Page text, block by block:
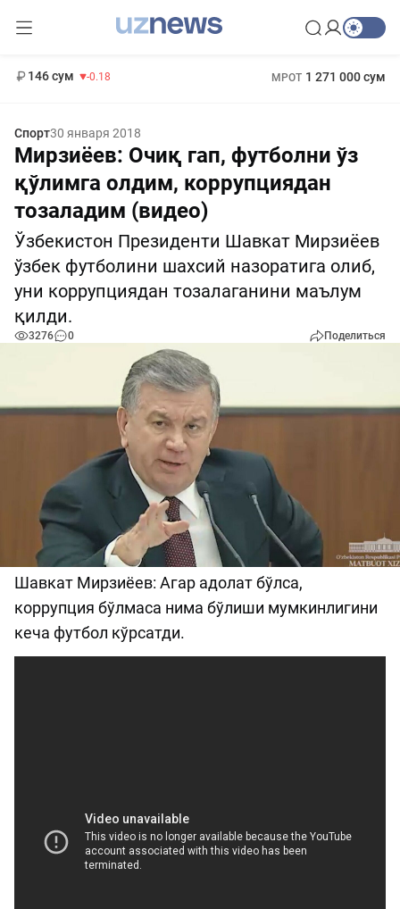
146 сум -0.18 МРОТ 1 271 000 сум
Спорт30 января 2018
Мирзиёев: Очиқ гап, футболни ўз
қўлимга олдим, коррупциядан
тозаладим (видео)
Ўзбекистон Президенти Шавкат Мирзиёев
ўзбек футболини шахсий назоратига олиб,
уни коррупциядан тозалаганини маълум
қилди.
3276 0 Поделиться
Шавкат Мирзиёев: Агар адолат бўлса,
коррупция бўлмаса нима бўлиши мумкинлигини
кеча футбол кўрсатди.